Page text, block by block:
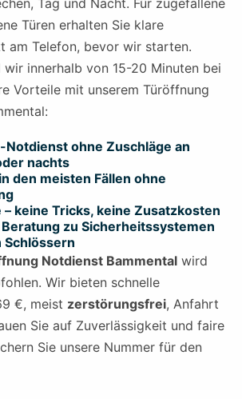
Tag und Nacht. Für zugefallene
Türen erhalten Sie klare
am Telefon, bevor wir starten.
wir innerhalb von 15-20 Minuten bei
Vorteile mit unserem Türöffnung
ohne Zuschläge an
nachts
den meisten Fällen ohne
– keine Tricks, keine Zusatzkosten
zu Sicherheitssystemen
Schlössern
Notdienst Bammental wird
Wir bieten schnelle
€, meist zerstörungsfrei, Anfahrt
Sie auf Zuverlässigkeit und faire
Sie unsere Nummer für den